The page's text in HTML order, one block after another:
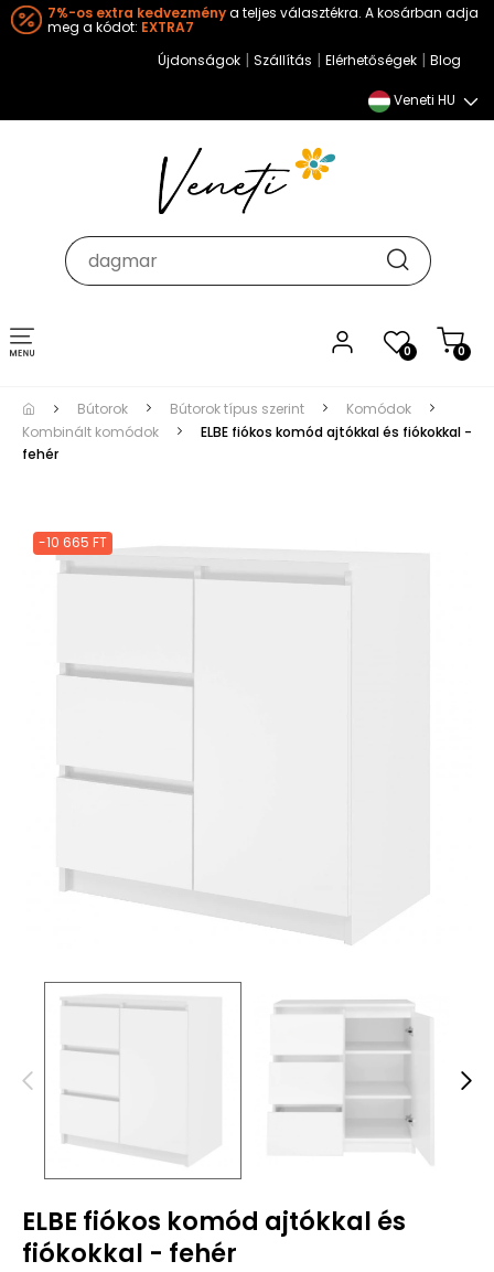
7%-os extra kedvezménya teljes választékra. A kosárban adja
meg a kódot: EXTRA7
Újdonságok | Szállítás | Elérhetőségek | Blog
Veneti HU
0 0
Toggle
navigation
Bútorok Bútorok típus szerint
Komódok
Kombinált komódok
ELBE fiókos komód ajtókkal és fiókokkal -
fehér
-10 665 FT
ELBE fiókos komód ajtókkal és
fiókokkal - fehér